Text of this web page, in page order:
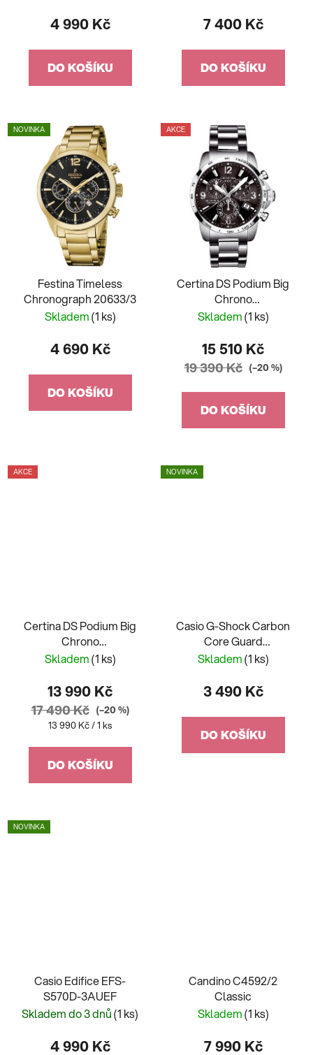
4 990 Kč
DO KOŠÍKU
7 400 Kč
DO KOŠÍKU
NOVINKA
Festina Timeless
Chronograph 20633/3
Skladem(1 ks)
4 690 Kč
DO KOŠÍKU
AKCE
Certina DS Podium Big
Chrono
C001.617.44.087.00
Skladem(1 ks)
15 510 Kč
19 390 Kč (–20 %)
DO KOŠÍKU
AKCE
Certina DS Podium Big
Chrono
C001.617.22.057.00
Skladem(1 ks)
13 990 Kč
17 490 Kč (–20 %)
Měrná
13 990 Kč / 1 ks
DO KOŠÍKU
NOVINKA
Casio G-Shock Carbon
Core Guard
Camouflage Series GA-
Skladem(1 ks)
3 490 Kč
DO KOŠÍKU
NOVINKA
Casio Edifice EFS-
S570D-3AUEF
Skladem do 3 dnů(1 ks)
4 990 Kč
Candino C4592/2
Classic
Skladem(1 ks)
7 990 Kč